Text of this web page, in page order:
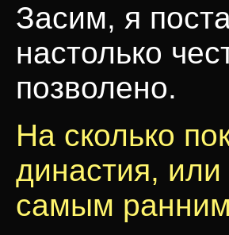
Засим, я
настолько
позволено.
На сколько
династия,
самым